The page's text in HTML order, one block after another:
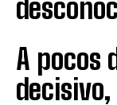
A pocos